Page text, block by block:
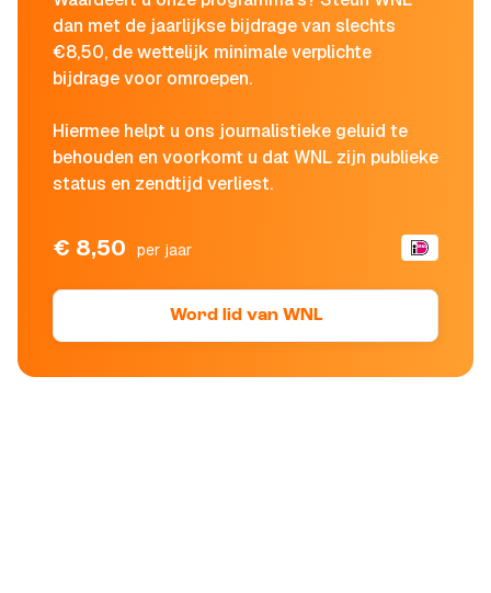
dan met de jaarlijkse bijdrage van slechts
€8,50, de wettelijk minimale verplichte
bijdrage voor omroepen.
Hiermee helpt u ons journalistieke geluid te
behouden en voorkomt u dat WNL zijn publieke
status en zendtijd verliest.
€ 8,50 per jaar
Word lid van WNL